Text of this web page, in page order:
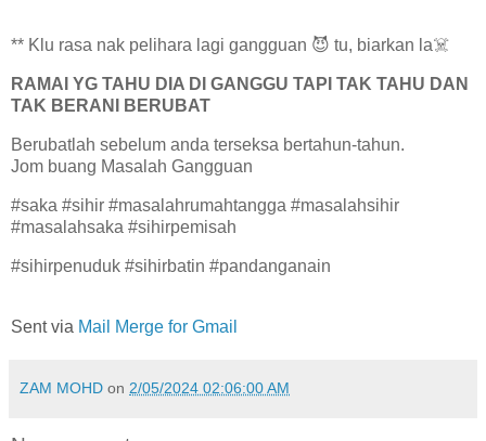
** Klu rasa nak pelihara lagi gangguan 😈 tu, biarkan la☠️
RAMAI YG TAHU DIA DI GANGGU TAPI TAK TAHU DAN
TAK BERANI BERUBAT
Berubatlah sebelum anda terseksa bertahun-tahun.
Jom buang Masalah Gangguan
#saka #sihir #masalahrumahtangga #masalahsihir
#masalahsaka #sihirpemisah
#sihirpenuduk #sihirbatin #pandanganain
Sent via Mail Merge for Gmail
ZAM MOHD on 2/05/2024 02:06:00 AM